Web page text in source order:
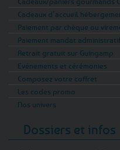
Cadeaux d’accueil
Paiement par chèque ou
Paiement mandat administratif
Retrait gratuit sur Guingamp
Evénements et cérémonies
Composez votre coffret
Les codes promo
Nos univers
Dossiers et infos